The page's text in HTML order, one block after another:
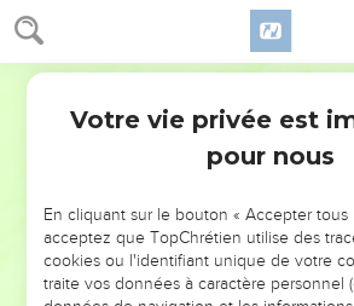
NE MANQUEZ PAS
DE L’ANNÉE
ET SI LEURS ERREURS POUVAIENT
Votre vie privée est
pour nous
En cliquant sur le bouton « Accepter tous
acceptez que TopChrétien utilise des
cookies ou l'identifiant unique de votre
traite vos données à caractère personnel